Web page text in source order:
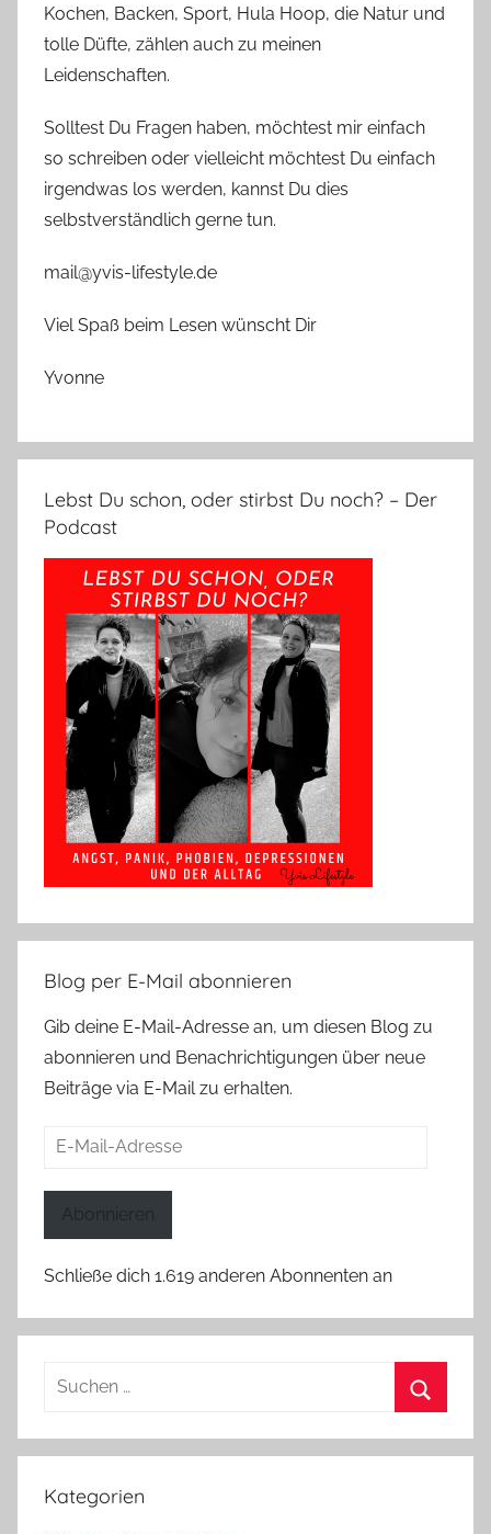
Kochen, Backen, Sport, Hula Hoop, die Natur und
tolle Düfte, zählen auch zu meinen
Leidenschaften.
Solltest Du Fragen haben, möchtest mir einfach
so schreiben oder vielleicht möchtest Du einfach
irgendwas los werden, kannst Du dies
selbstverständlich gerne tun.
mail@yvis-lifestyle.de
Viel Spaß beim Lesen wünscht Dir
Yvonne
Lebst Du schon, oder stirbst Du noch? – Der
Podcast
Blog per E-Mail abonnieren
Gib deine E-Mail-Adresse an, um diesen Blog zu
abonnieren und Benachrichtigungen über neue
Beiträge via E-Mail zu erhalten.
E-
Abonnieren
Schließe dich 1.619 anderen Abonnenten an
Suchen
Kategorien